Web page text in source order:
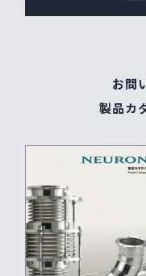
お問
製品カ